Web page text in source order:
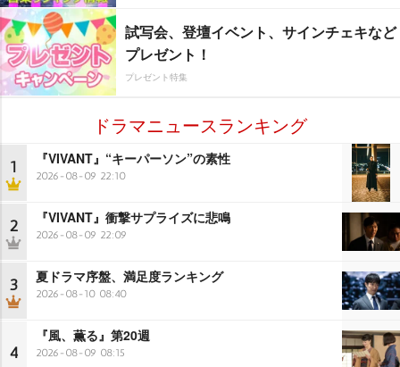
試写会、登壇イベント、サインチェキなど
プレゼント！
プレゼント特集
ドラマニュースランキング
1 『VIVANT』“キーパーソン”の素性
2026-08-09 22:10
2 『VIVANT』衝撃サプライズに悲鳴
2026-08-09 22:09
3 夏ドラマ序盤、満足度ランキング
2026-08-10 08:40
4
『風、薫る』第20週
2026-08-09 08:15